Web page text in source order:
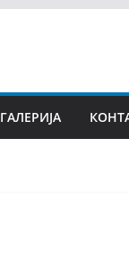
ГАЛЕРИЈА